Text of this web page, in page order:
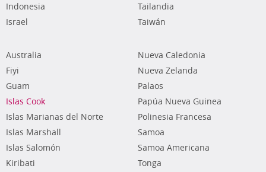
Indonesia
Israel
Tailandia
Taiwán
Australia
Fiyi
Guam
Islas Cook
Islas Marianas del Norte
Islas Marshall
Islas Salomón
Kiribati
Nueva Caledonia
Nueva Zelanda
Palaos
Papúa Nueva Guinea
Polinesia Francesa
Samoa
Samoa Americana
Tonga